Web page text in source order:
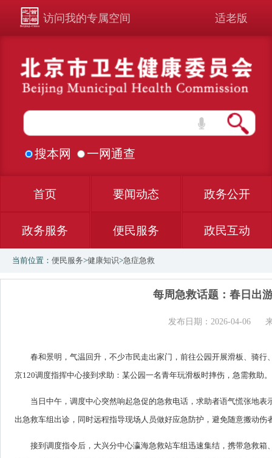
访问我的专属空间 适老版
搜本网 一网通查
首页 要闻动态 政务公开
政务服务 便民服务 政民互动
当前位置： 便民服务>健康知识>急症急救
每周急救话题：春日出
发布日期：2026-04-06
春和景明，气温回升，不少市民走出家门，前往公园开展滑板、骑
京120调度指挥中心接到求助：某公园一名青年玩滑板时摔伤，急需救助
当日中午，调度中心突然响起急促的急救电话，求助者语气慌张地
出急救车组出诊，同时远程指导现场人员做好应急防护，避免随意搬动伤
接到调度指令后，大兴分中心瀛海急救站车组迅速集结，携带急救